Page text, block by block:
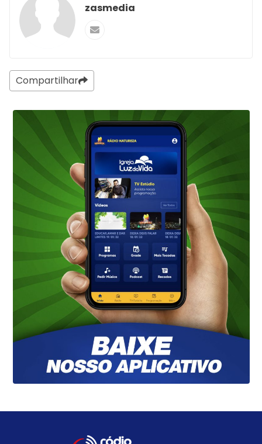
zasmedia
Compartilhar